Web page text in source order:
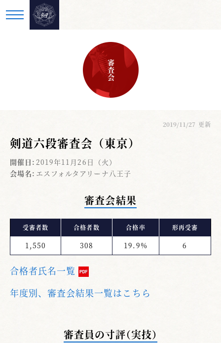
審査会
2019/11/27 更新
剣道六段審査会（東京）
開催日: 2019年11月26日（火）
会場名: エスフォルタアリーナ八王子
審査会結果
受審者数 合格者数 合格率 形再受審
1,550 308 19.9% 6
合格者氏名一覧
年度別、審査会結果一覧はこちら
審査員の寸評（実技）